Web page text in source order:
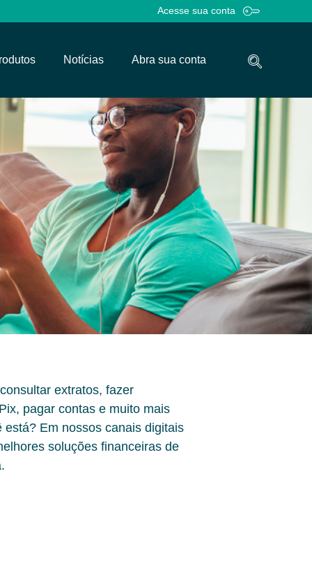
Acesse sua conta
Notícias Abra sua conta
extratos, fazer
pagar contas e muito mais
Em nossos canais digitais
soluções financeiras de